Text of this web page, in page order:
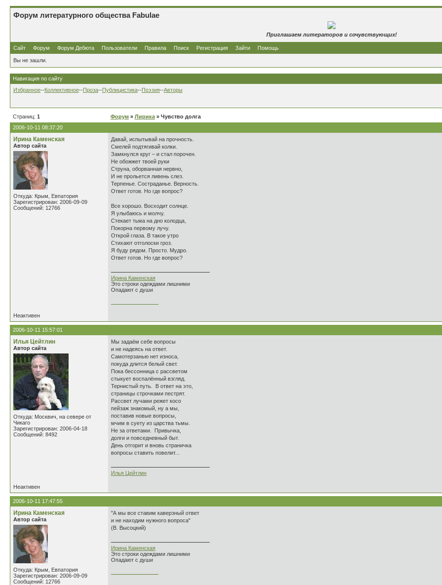
Форум литературного общества Fabulae
Приглашаем литераторов и сочувствующих!
Сайт Форум Форум Дебюта Пользователи Правила Поиск Регистрация Зайти Помощь
Вы не зашли.
Навигация по сайту
Избранное--Коллективное--Проза--Публицистика--Поэзия--Авторы
Страниц: 1 Форум » Лирика » Чувство долга
2006-10-11 08:37:20
Ирина Каменская
Автор сайта
Откуда: Крым, Евпатория
Зарегистрирован: 2006-09-09
Сообщений: 12766
Давай, испытывай на прочность.
Смелей подтягивай колки.
Замкнулся круг – и стал порочен.
Не обожжет твоей руки
Струна, оборванная нервно,
И не прольется ливень слез.
Терпенье. Состраданье. Верность.
Ответ готов. Но где вопрос?
Все хорошо. Восходит солнце.
Я улыбаюсь и молчу.
Стекает тьма на дно колодца,
Покорна первому лучу.
Открой глаза. В такое утро
Стихают отголоски гроз.
Я буду рядом. Просто. Мудро.
Ответ готов. Но где вопрос?
Ирина Каменская
Это строки одеждами лишними
Опадают с души
Неактивен
2006-10-11 15:57:01
Илья Цейтлин
Автор сайта
Откуда: Москвич, на севере от
Чикаго
Зарегистрирован: 2006-04-18
Сообщений: 8492
Мы задаём себе вопросы
и не надеясь на ответ.
Самотерзанью нет износа,
покуда длится белый свет.
Пока бессонница с рассветом
стыкует воспалённый взгляд.
Тернистый путь. В ответ на это,
страницы строчками пестрят.
Рассвет лучами режет косо
пейзаж знакомый, ну а мы,
поставив новые вопросы,
мчим в суету из царства тьмы.
Не за ответами. Привычка,
долги и повседневный быт.
День отгорит и вновь страничка
вопросы ставить повелит...
Илья Цейтлин
Неактивен
2006-10-11 17:47:55
Ирина Каменская
Автор сайта
Откуда: Крым, Евпатория
Зарегистрирован: 2006-09-09
Сообщений: 12766
"А мы все ставим каверзный ответ
и не находим нужного вопроса"
(В. Высоцкий)
Ирина Каменская
Это строки одеждами лишними
Опадают с души